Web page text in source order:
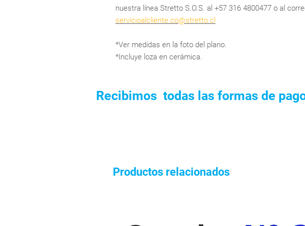
nuestra línea Stretto S.O.S. al +57 316 4800477 o al
servicioalcliente.co@stretto.cl
*Ver medidas en la foto del plano.
*Incluye loza en cerámica.
Recibimos todas las formas de
Productos relacionados